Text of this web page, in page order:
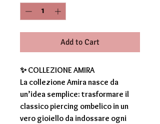
Add to Cart
✨COLLEZIONE AMIRA
La collezione Amiranasce da
un’idea semplice: trasformare il
classicopiercing ombelico in un
vero gioiello da indossare ogni